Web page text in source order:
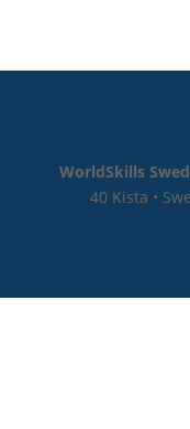
WorldSkills
40 Kista •